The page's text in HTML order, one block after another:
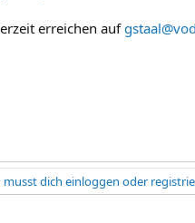
erreichen auf
musst dich einloggen oder